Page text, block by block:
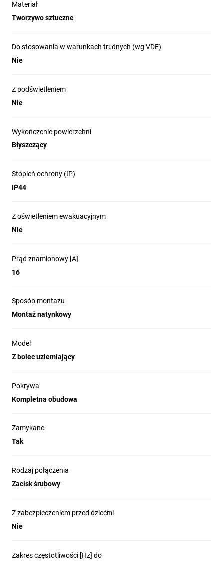
Materiał
Tworzywo sztuczne
Do stosowania w warunkach trudnych (wg VDE)
Nie
Z podświetleniem
Nie
Wykończenie powierzchni
Błyszczący
Stopień ochrony (IP)
IP44
Z oświetleniem ewakuacyjnym
Nie
Prąd znamionowy [A]
16
Sposób montażu
Montaż natynkowy
Model
Z bolec uziemiający
Pokrywa
Kompletna obudowa
Zamykane
Tak
Rodzaj połączenia
Zacisk śrubowy
Z zabezpieczeniem przed dziećmi
Nie
Zakres częstotliwości [Hz] do